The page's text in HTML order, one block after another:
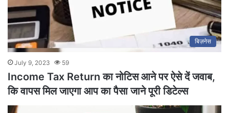
बिज़नेस
July 9, 2023 59
Income Tax Return का नोटिस आने पर ऐसे दें जवाब,
कि वापस मिल जाएगा आप का पैसा जाने पूरी डिटेल्स